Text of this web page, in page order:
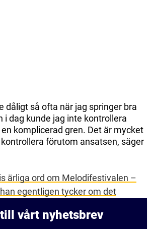
dåligt så ofta när jag springer bra
i dag kunde jag inte kontrollera
komplicerad gren. Det är mycket
förutom ansatsen, säger
ärliga ord om Melodifestivalen –
egentligen tycker om det
vårt nyhetsbrev